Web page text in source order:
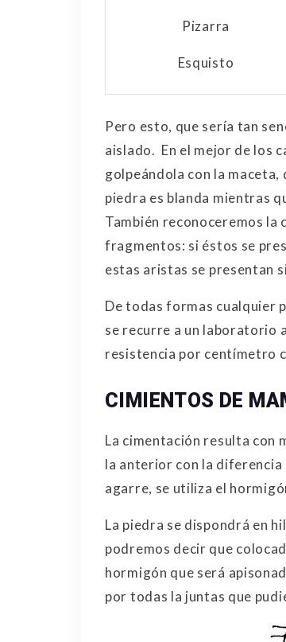
Pizarra
Esquisto
Pero esto, que sería tan
aislado. En el mejor de los
golpeándola con la maceta,
piedra es blanda mientras
También reconoceremos la
fragmentos: si éstos se
estas aristas se presentan
De todas formas cualquier
se recurre a un laboratorio
resistencia por centímetro
CIMIENTOS DE
La cimentación resulta con
la anterior con la
agarre, se utiliza el
La piedra se dispondrá en
podremos decir que
hormigón que será
por todas la juntas que